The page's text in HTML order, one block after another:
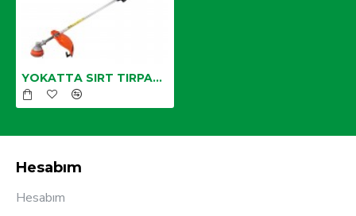
YOKATTA SIRT TIRPAN BC520A
Hesabım
Hesabım